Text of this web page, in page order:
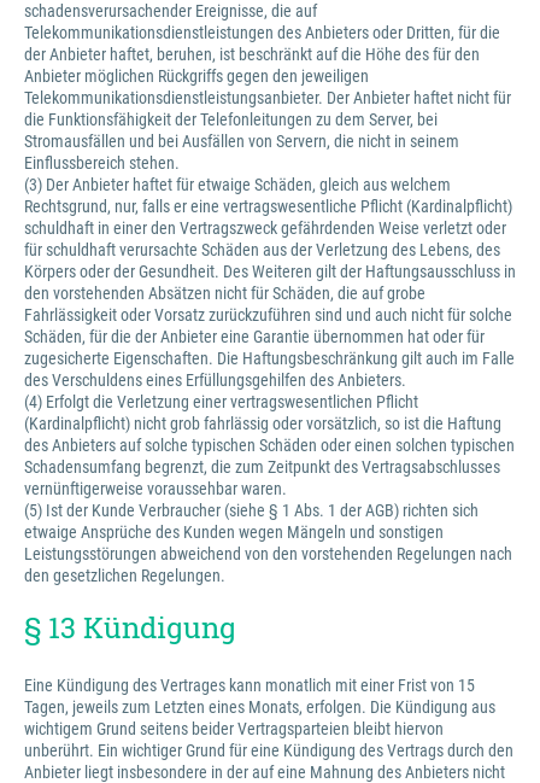
schadensverursachender Ereignisse, die auf
Telekommunikationsdienstleistungen des Anbieters oder Dritten, für die
der Anbieter haftet, beruhen, ist beschränkt auf die Höhe des für den
Anbieter möglichen Rückgriffs gegen den jeweiligen
Telekommunikationsdienstleistungsanbieter. Der Anbieter haftet nicht für
die Funktionsfähigkeit der Telefonleitungen zu dem Server, bei
Stromausfällen und bei Ausfällen von Servern, die nicht in seinem
Einflussbereich stehen.
(3) Der Anbieter haftet für etwaige Schäden, gleich aus welchem
Rechtsgrund, nur, falls er eine vertragswesentliche Pflicht (Kardinalpflicht)
schuldhaft in einer den Vertragszweck gefährdenden Weise verletzt oder
für schuldhaft verursachte Schäden aus der Verletzung des Lebens, des
Körpers oder der Gesundheit. Des Weiteren gilt der Haftungsausschluss in
den vorstehenden Absätzen nicht für Schäden, die auf grobe
Fahrlässigkeit oder Vorsatz zurückzuführen sind und auch nicht für solche
Schäden, für die der Anbieter eine Garantie übernommen hat oder für
zugesicherte Eigenschaften. Die Haftungsbeschränkung gilt auch im Falle
des Verschuldens eines Erfüllungsgehilfen des Anbieters.
(4) Erfolgt die Verletzung einer vertragswesentlichen Pflicht
(Kardinalpflicht) nicht grob fahrlässig oder vorsätzlich, so ist die Haftung
des Anbieters auf solche typischen Schäden oder einen solchen typischen
Schadensumfang begrenzt, die zum Zeitpunkt des Vertragsabschlusses
vernünftigerweise voraussehbar waren.
(5) Ist der Kunde Verbraucher (siehe § 1 Abs. 1 der AGB) richten sich
etwaige Ansprüche des Kunden wegen Mängeln und sonstigen
Leistungsstörungen abweichend von den vorstehenden Regelungen nach
den gesetzlichen Regelungen.
§ 13 Kündigung
Eine Kündigung des Vertrages kann monatlich mit einer Frist von 15
Tagen, jeweils zum Letzten eines Monats, erfolgen. Die Kündigung aus
wichtigem Grund seitens beider Vertragsparteien bleibt hiervon
unberührt. Ein wichtiger Grund für eine Kündigung des Vertrags durch den
Anbieter liegt insbesondere in der auf eine Mahnung des Anbieters nicht